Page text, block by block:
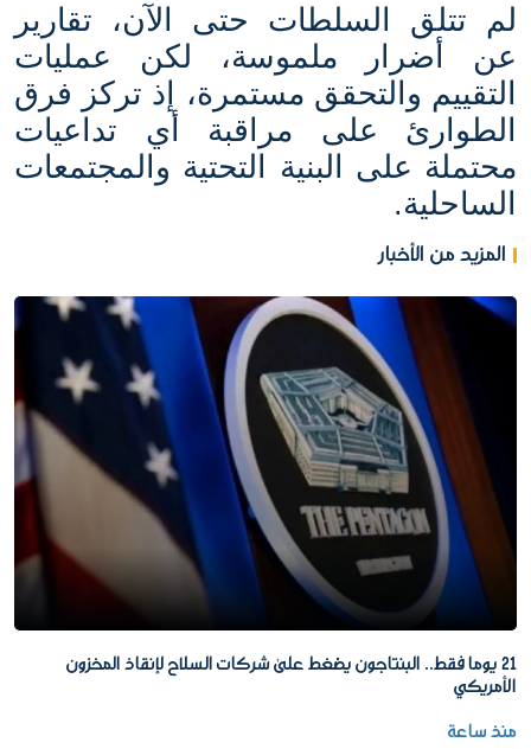
لم تتلق السلطات حتى الآن، تقارير
عن أضرار ملموسة، لكن عمليات
التقييم والتحقق مستمرة، إذ تركز فرق
الطوارئ على مراقبة أي تداعيات
محتملة على البنية التحتية والمجتمعات
الساحلية.
المزيد من الأخبار
21 يوما فقط.. البنتاجون يضغط على شركات السلاح لإنقاذ المخزون
الأمريكي
منذ ساعة